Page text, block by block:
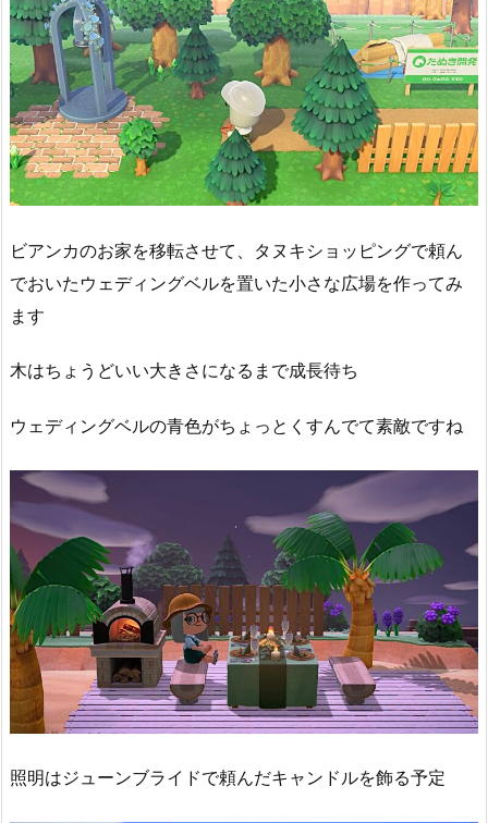
ビアンカのお家を移転させて、タヌキショッピングで頼ん
でおいたウェディングベルを置いた小さな広場を作ってみ
ます
木はちょうどいい大きさになるまで成長待ち
ウェディングベルの青色がちょっとくすんでて素敵ですね
照明はジューンブライドで頼んだキャンドルを飾る予定